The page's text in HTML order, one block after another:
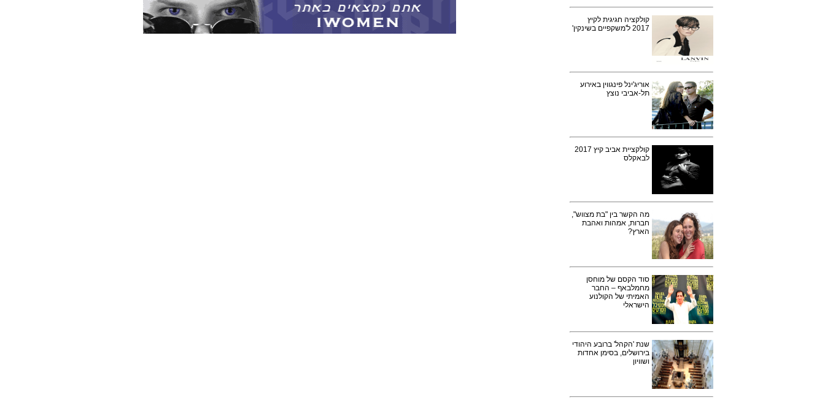
קולקציה חגיגית לקיץ
2017 ל'משקפיים בשינקין'
אוריג'ינל פינגווין באירוע
תל-אביבי נוצץ
קולקציית אביב קיץ 2017
לבאקלס
מה הקשר בין "בת מצווש",
חברות, אמהות ואהבת
הארץ?
סוד הקסם של מוחסן
מחמלבאף – החבר
האמיתי של הקולנוע
הישראלי
שנת 'הקהל' ברובע היהודי
בירושלים, בסימן אחדות
ושוויון